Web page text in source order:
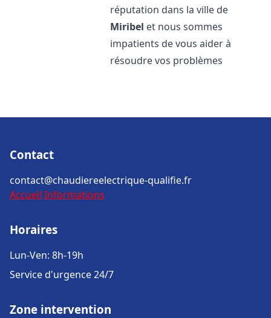
réputation dans la ville de
Miribel et nous sommes
impatients de vous aider à
résoudre vos problèmes
Contact
contact@chaudiereelectrique-qualifie.fr
Accueil Informations
Horaires
Lun-Ven: 8h-19h
Service d'urgence 24/7
Zone intervention